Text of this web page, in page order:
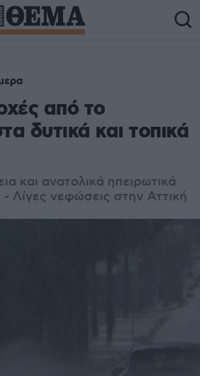
από το
δυτικά και τοπικά
και ανατολικά ηπειρωτικά
Λίγες νεφώσεις στην Αττική